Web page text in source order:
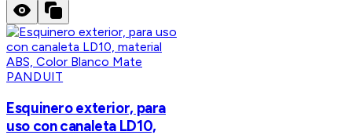
PANDUIT
Esquinero exterior, para
uso con canaleta LD10,